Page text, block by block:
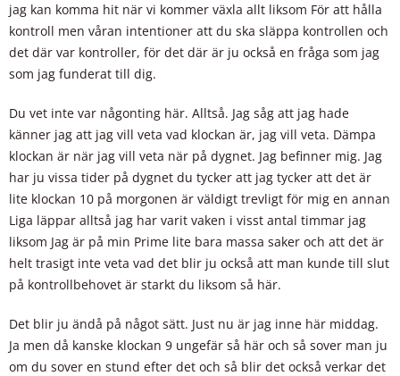
jag kan komma hit när vi kommer växla allt liksom För att hålla
kontroll men våran intentioner att du ska släppa kontrollen och
det där var kontroller, för det där är ju också en fråga som jag
som jag funderat till dig.
Du vet inte var någonting här. Alltså. Jag såg att jag hade
känner jag att jag vill veta vad klockan är, jag vill veta. Dämpa
klockan är när jag vill veta när på dygnet. Jag befinner mig. Jag
har ju vissa tider på dygnet du tycker att jag tycker att det är
lite klockan 10 på morgonen är väldigt trevligt för mig en annan
Liga läppar alltså jag har varit vaken i visst antal timmar jag
liksom Jag är på min Prime lite bara massa saker och att det är
helt trasigt inte veta vad det blir ju också att man kunde till slut
på kontrollbehovet är starkt du liksom så här.
Det blir ju ändå på något sätt. Just nu är jag inne här middag.
Ja men då kanske klockan 9 ungefär så här och så sover man ju
om du sover en stund efter det och så blir det också verkar det